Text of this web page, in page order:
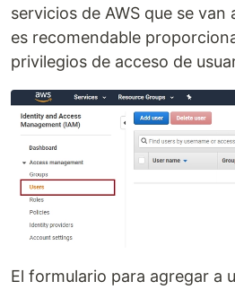
servicios de AWS que se van
es recomendable
privilegios de acceso de
El formulario para agregar a